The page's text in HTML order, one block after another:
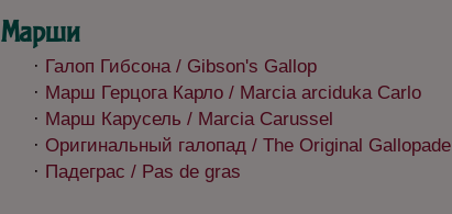
Марши
· Галоп Гибсона / Gibson's Gallop
· Марш Герцога Карло / Marcia arciduka Carlo
· Марш Карусель / Marcia Carussel
· Оригинальный галопад / The Original Gallopade
· Падеграс / Pas de gras